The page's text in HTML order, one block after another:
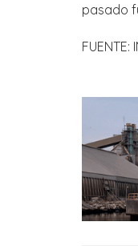
pasado
FUENTE: